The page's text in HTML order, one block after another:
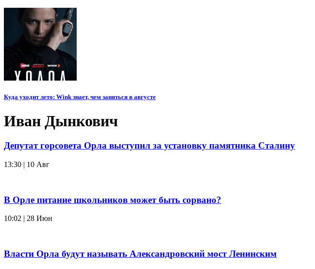
Куда уходит лето: Wink знает, чем заняться в августе
Иван Дынкович
Депутат горсовета Орла выступил за установку памятника Сталину
13:30 | 10 Авг
В Орле питание школьников может быть сорвано?
10:02 | 28 Июн
Власти Орла будут называть Александровский мост Ленинским